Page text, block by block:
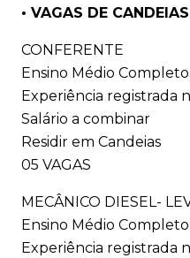
• VAGAS DE
CONFERENTE
Ensino Médio Completo
Experiência registrada
Salário a combinar
Residir em Candeias
05 VAGAS
MECÂNICO DIESEL-
Ensino Médio Completo
Experiência registrada